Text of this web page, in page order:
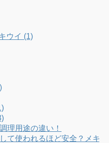
ウイ (1)
理用途の違い！
て使われるほど安全？メキ